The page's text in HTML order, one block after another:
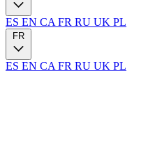
ES EN CA FR RU UK PL
FR
ES EN CA FR RU UK PL